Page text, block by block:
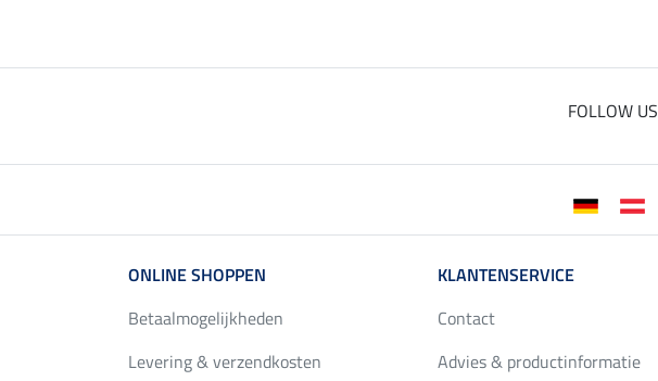
FOLLOW US
ONLINE SHOPPEN
Betaalmogelijkheden
Levering & verzendkosten
KLANTENSERVICE
Contact
Advies & productinformatie